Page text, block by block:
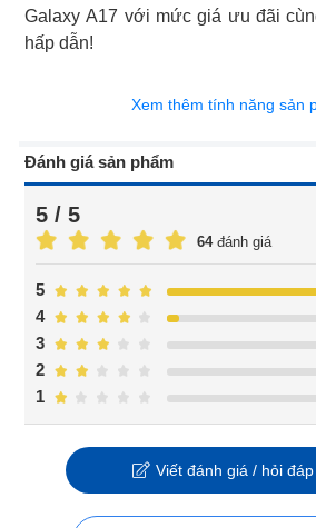
Galaxy A17 với mức giá ưu đãi
hấp dẫn!
Xem thêm tính năng sản
Đánh giá sản phẩm
5 / 5
64đánh giá
1
2
3
4
5
Viết đánh giá / hỏi